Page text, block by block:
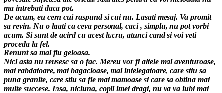
ma intrebati daca pot.
De acum, eu cern cui raspund si cui nu. Lasati mesaj. Va promit
sa revin. Nu o luati ca ceva personal, caci , simplu, nu pot vorbi
acum. Si sunt de acird cu acest lucru, atunci cand si voi veti
proceda la fel.
Renunt sa mai fiu geloasa.
Nici asta nu reusesc sa o fac. Mereu vor fi altele mai aventuroase,
mai rabdatoare, mai bagacioase, mai intelegatoare, care stiu sa
puna granite, care stiu sa fie mai mamoase si care sa obtina mai
multe succese. Insa, niciuna, copii imei dragi, nu va va iubi mai